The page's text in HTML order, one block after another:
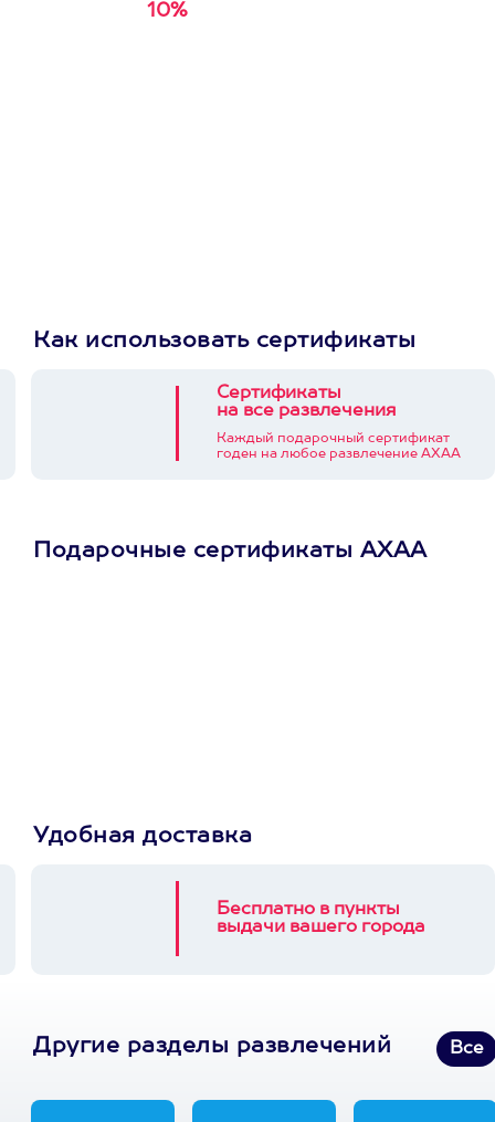
10%
Как использовать сертификаты
Сертификаты
на все развлечения
Каждый подарочный сертификат
годен на любое развлечение АХАА
Подарочные сертификаты АХАА
Удобная доставка
Бесплатно в пункты
выдачи вашего города
Другие разделы развлечений Все